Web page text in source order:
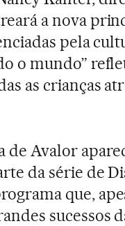
a nova
pela
o mundo”
as crianças
de Avalor
da série de
que,
sucessos